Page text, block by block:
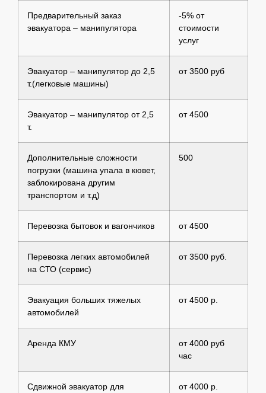
Предварительный заказ
эвакуатора – манипулятора
-5% от
стоимости
услуг
Эвакуатор – манипулятор до 2,5
т.(легковые машины)
от 3500 руб
Эвакуатор – манипулятор от 2,5
т.
от 4500
Дополнительные сложности
погрузки (машина упала в кювет,
заблокирована другим
транспортом и т.д)
500
Перевозка бытовок и вагончиков от 4500
Перевозка легких автомобилей
на СТО (сервис)
от 3500 руб.
Эвакуация больших тяжелых
автомобилей
от 4500 р.
Аренда КМУ
от 4000 руб
час
Сдвижной эвакуатор для
от 4000 р.